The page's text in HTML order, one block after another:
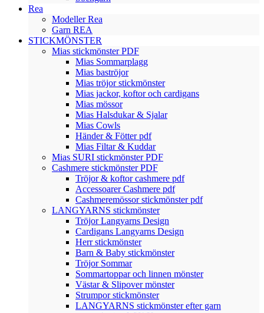
Rea
Modeller Rea
Garn REA
STICKMÖNSTER
Mias stickmönster PDF
Mias Sommarplagg
Mias baströjor
Mias tröjor stickmönster
Mias jackor, koftor och cardigans
Mias mössor
Mias Halsdukar & Sjalar
Mias Cowls
Händer & Fötter pdf
Mias Filtar & Kuddar
Mias SURI stickmönster PDF
Cashmere stickmönster PDF
Tröjor & koftor cashmere pdf
Accessoarer Cashmere pdf
Cashmeremössor stickmönster pdf
LANGYARNS stickmönster
Tröjor Langyarns Design
Cardigans Langyarns Design
Herr stickmönster
Barn & Baby stickmönster
Tröjor Sommar
Sommartoppar och linnen mönster
Västar & Slipover mönster
Strumpor stickmönster
LANGYARNS stickmönster efter garn